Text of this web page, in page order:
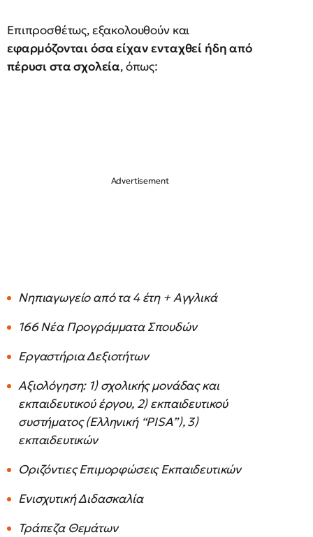
Επιπροσθέτως, εξακολουθούν και
εφαρμόζονται όσα είχαν ενταχθεί ήδη από
πέρυσι στα σχολεία, όπως:
Νηπιαγωγείο από τα 4 έτη + Αγγλικά
166 Νέα Προγράμματα Σπουδών
Εργαστήρια Δεξιοτήτων
Αξιολόγηση: 1) σχολικής μονάδας και
εκπαιδευτικού έργου, 2) εκπαιδευτικού
συστήματος (Ελληνική “PISA”), 3)
εκπαιδευτικών
Οριζόντιες Επιμορφώσεις Εκπαιδευτικών
Ενισχυτική Διδασκαλία
Τράπεζα Θεμάτων